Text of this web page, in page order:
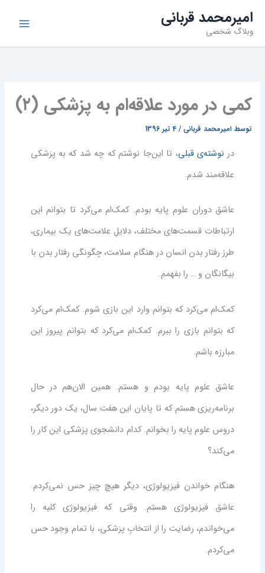
رفتنامیرمحمد قربانی
وبلاگ شخصی
کمی در مورد علاقه‌ام به پزشکی (۲)
توسط امیرمحمد قربانی/4 تیر 1396
در نوشته‌ی قبلی، تا این‌جا نوشتم که چه شد که به پزشکی
علاقه‌مند شدم.
عاشق دوران علوم پایه بودم. کمک‌ام می‌کرد تا بتوانم این
ارتباطات قسمت‌های مختلف، دلایلِ علامت‌های یک بیماری،
طرز رفتار بدن انسان در هنگام سلامت، چگونگی رفتار بدن با
بیگانگان و … را بفهمم.
کمک‌ام می‌کرد که بتوانم وارد این بازی شوم. کمک‌ام می‌کرد
که بتوانم بازی را ببرم. کمک‌ام می‌کرد که بتوانم پیروز این
مبارزه باشم.
عاشق علوم پایه بودم و هستم. همین الان‌هم در حال
برنامه‌ریزی هستم که تا پایان این هفت سال، یک دور دیگر،
دروس علوم پایه را بخوانم. کدام دانشجوی پزشکی این کار را
می‌کند؟
هنگام خواندن فیزیولوژی، دیگر هیچ چیز حس نمی‌کردم.
عاشق فیزیولوژی هستم. وقتی که فیزیولوژی کلیه را
می‌خواندم، رضایت را از انتخابِ پزشکی، با تمام وجود حس
می‌کردم.